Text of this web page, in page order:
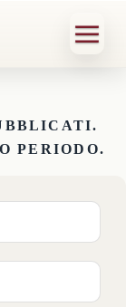
PERIODO.